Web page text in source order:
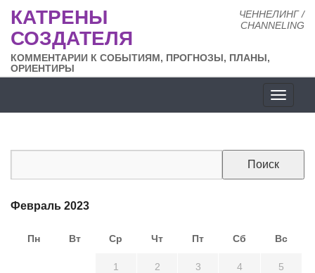
ЧЕННЕЛИНГ /
CHANNELING
КАТРЕНЫ
СОЗДАТЕЛЯ
КОММЕНТАРИИ К СОБЫТИЯМ, ПРОГНОЗЫ, ПЛАНЫ,
ОРИЕНТИРЫ
сайта
Февраль 2023
Пн Вт Ср Чт Пт Сб Вс
1 2 3 4 5